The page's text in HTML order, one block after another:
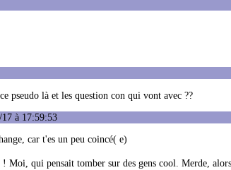
pseudo là et les question con qui vont avec ??
à 17:59:53
car t'es un peu coincé( e)
Moi, qui pensait tomber sur des gens cool. Merde,